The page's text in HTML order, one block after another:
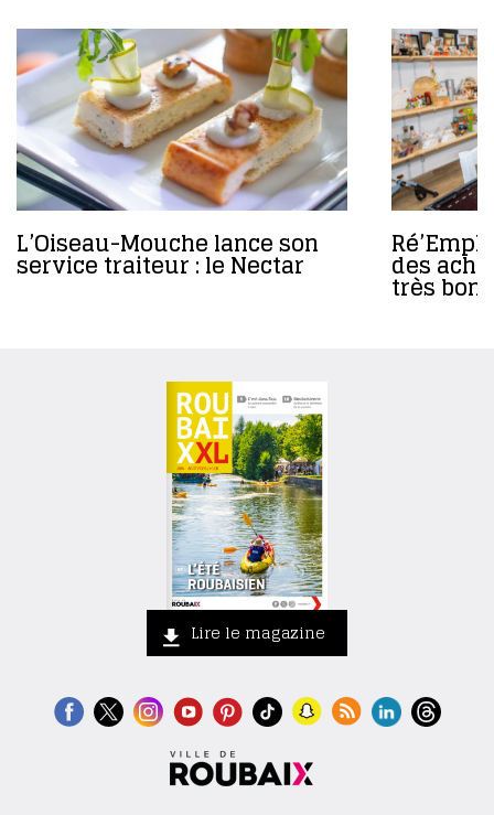
L’Oiseau-Mouche lance son
service traiteur : le Nectar des
très
Lire le magazine